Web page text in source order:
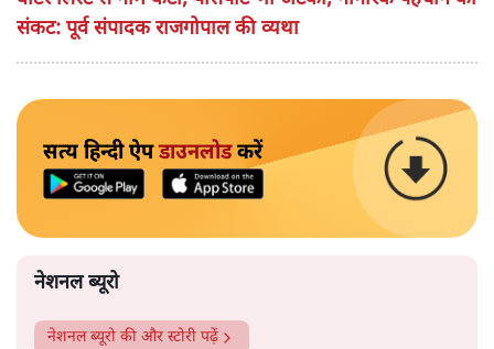
संकट: पूर्व संपादक राजगोपाल की व्यथा
सत्य हिन्दी ऐपडाउनलोडकरें
नेशनल ब्यूरो
नेशनल ब्यूरो की और स्टोरी पढ़ें